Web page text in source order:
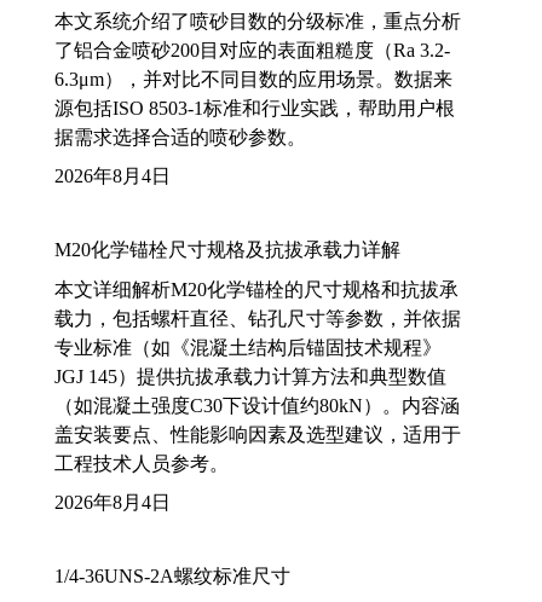
本文系统介绍了喷砂目数的分级标准，重点分析
了铝合金喷砂200目对应的表面粗糙度（Ra 3.2-
6.3μm），并对比不同目数的应用场景。数据来
源包括ISO 8503-1标准和行业实践，帮助用户根
据需求选择合适的喷砂参数。
2026年8月4日
M20化学锚栓尺寸规格及抗拔承载力详解
本文详细解析M20化学锚栓的尺寸规格和抗拔承
载力，包括螺杆直径、钻孔尺寸等参数，并依据
专业标准（如《混凝土结构后锚固技术规程》
JGJ 145）提供抗拔承载力计算方法和典型数值
（如混凝土强度C30下设计值约80kN）。内容涵
盖安装要点、性能影响因素及选型建议，适用于
工程技术人员参考。
2026年8月4日
1/4-36UNS-2A螺纹标准尺寸